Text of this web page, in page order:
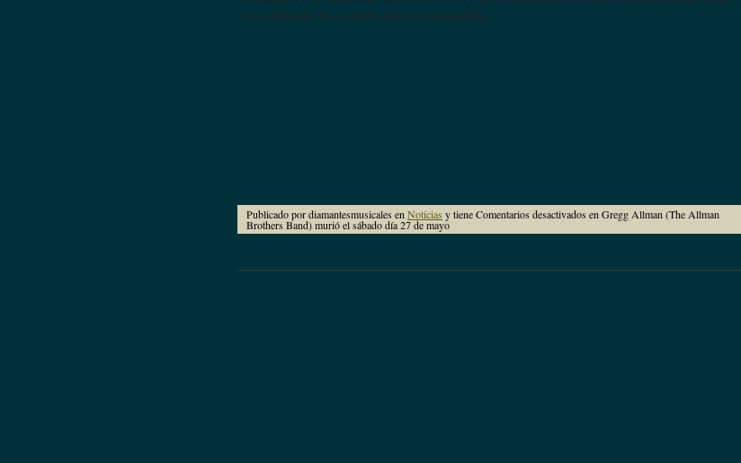
voz y adornada de su acento sureño inconfundible.
Publicado por diamantesmusicales en Noticias y tieneComentarios desactivados en Gregg Allman (The Allman
Brothers Band) murió el sábado día 27 de mayo